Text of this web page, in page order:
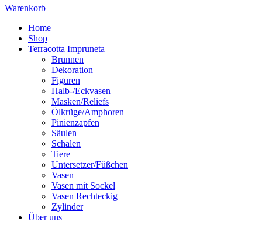
Warenkorb
Home
Shop
Terracotta Impruneta
Brunnen
Dekoration
Figuren
Halb-/Eckvasen
Masken/Reliefs
Ölkrüge/Amphoren
Pinienzapfen
Säulen
Schalen
Tiere
Untersetzer/Füßchen
Vasen
Vasen mit Sockel
Vasen Rechteckig
Zylinder
Über uns